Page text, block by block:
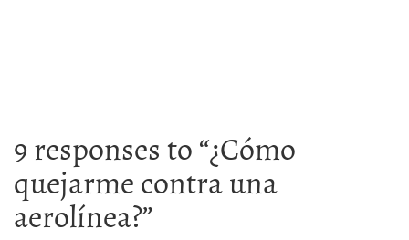
9 responses to “¿Cómo
quejarme contra una
aerolínea?”